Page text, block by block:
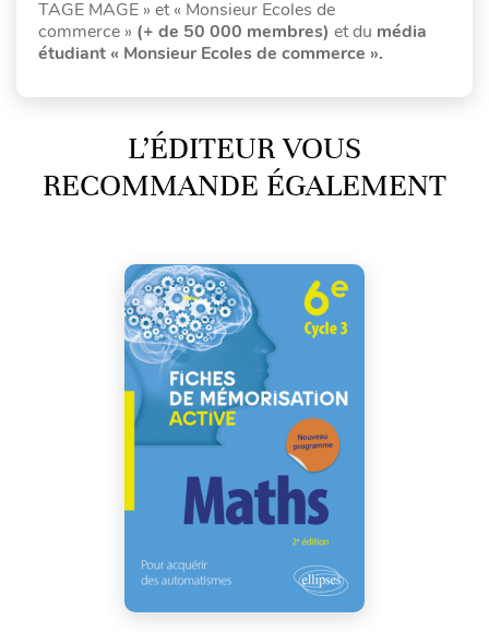
TAGE MAGE » et « Monsieur Ecoles de
commerce » (+ de 50 000 membres) et du média
étudiant « Monsieur Ecoles de commerce ».
L’ÉDITEUR VOUS
RECOMMANDE ÉGALEMENT